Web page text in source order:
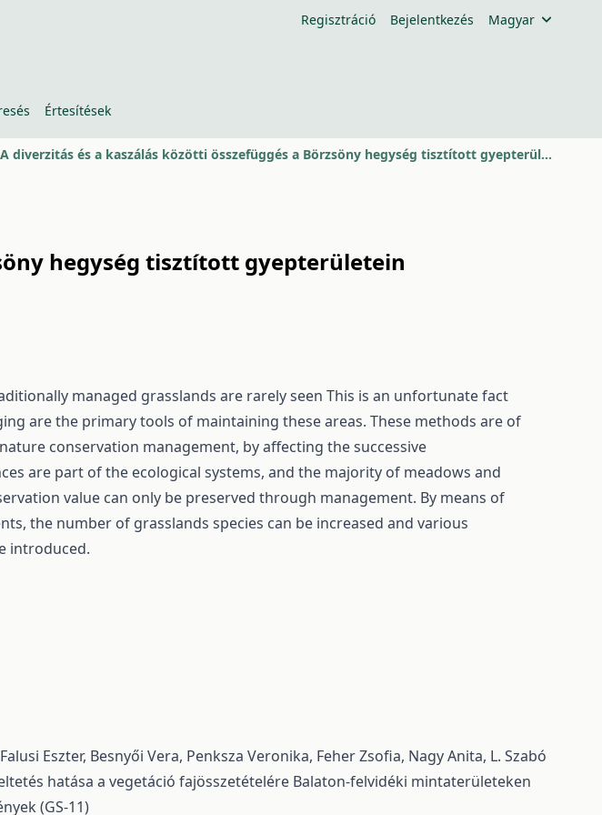
Regisztráció Bejelentkezés Magyar
Értesítések
A diverzitás és a kaszálás közötti összefüggés a Börzsöny hegység tisztított gyepterületein
hegység tisztított gyepterületein
managed grasslands are rarely seen This is an unfortunate fact
are the primary tools of maintaining these areas. These methods are of
conservation management, by affecting the successive
are part of the ecological systems, and the majority of meadows and
value can only be preserved through management. By means of
the number of grasslands species can be increased and various
introduced.
Eszter, Besnyői Vera, Penksza Veronika, Feher Zsofia, Nagy Anita, L. Szabó
hatása a vegetáció fajösszetételére Balaton-felvidéki mintaterületeken
(GS-11)